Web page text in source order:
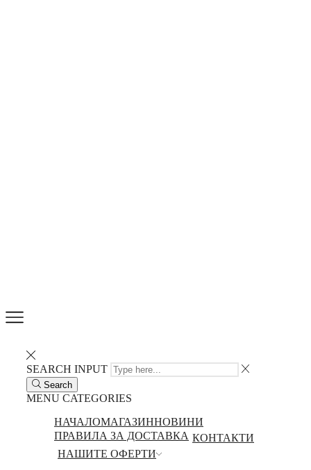
SEARCH INPUT
Search
MENU CATEGORIES
НАЧАЛОМАГАЗИННОВИНИ
ПРАВИЛА ЗА ДОСТАВКА КОНТАКТИ
НАШИТЕ ОФЕРТИ